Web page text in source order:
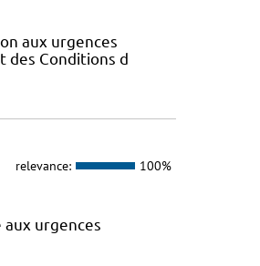
aux urgences
des Conditions d
relevance: 100%
urgences